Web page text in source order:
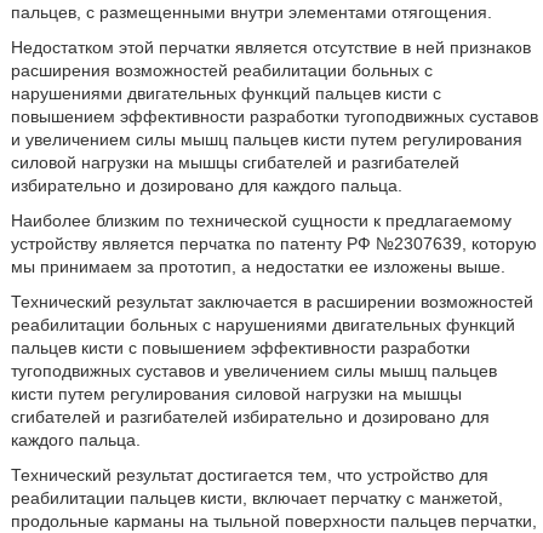
пальцев, с размещенными внутри элементами отягощения.
Недостатком этой перчатки является отсутствие в ней признаков
расширения возможностей реабилитации больных с
нарушениями двигательных функций пальцев кисти с
повышением эффективности разработки тугоподвижных суставов
и увеличением силы мышц пальцев кисти путем регулирования
силовой нагрузки на мышцы сгибателей и разгибателей
избирательно и дозировано для каждого пальца.
Наиболее близким по технической сущности к предлагаемому
устройству является перчатка по патенту РФ №2307639, которую
мы принимаем за прототип, а недостатки ее изложены выше.
Технический результат заключается в расширении возможностей
реабилитации больных с нарушениями двигательных функций
пальцев кисти с повышением эффективности разработки
тугоподвижных суставов и увеличением силы мышц пальцев
кисти путем регулирования силовой нагрузки на мышцы
сгибателей и разгибателей избирательно и дозировано для
каждого пальца.
Технический результат достигается тем, что устройство для
реабилитации пальцев кисти, включает перчатку с манжетой,
продольные карманы на тыльной поверхности пальцев перчатки,